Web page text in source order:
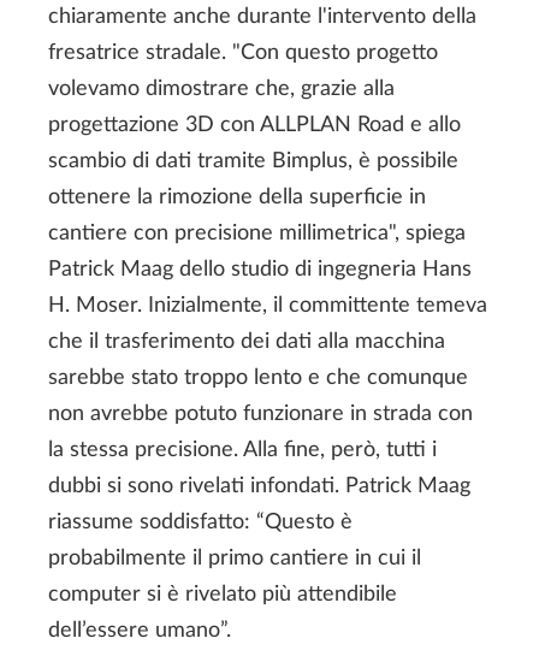
chiaramente anche durante l'intervento della
fresatrice stradale. "Con questo progetto
volevamo dimostrare che, grazie alla
progettazione 3D con ALLPLAN Road e allo
scambio di dati tramite Bimplus, è possibile
ottenere la rimozione della superficie in
cantiere con precisione millimetrica", spiega
Patrick Maag dello studio di ingegneria Hans
H. Moser. Inizialmente, il committente temeva
che il trasferimento dei dati alla macchina
sarebbe stato troppo lento e che comunque
non avrebbe potuto funzionare in strada con
la stessa precisione. Alla fine, però, tutti i
dubbi si sono rivelati infondati. Patrick Maag
riassume soddisfatto: “Questo è
probabilmente il primo cantiere in cui il
computer si è rivelato più attendibile
dell’essere umano”.